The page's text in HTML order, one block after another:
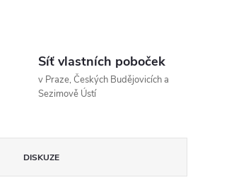
Síť vlastních poboček
v Praze, Českých Budějovicích a
Sezimově Ústí
DISKUZE